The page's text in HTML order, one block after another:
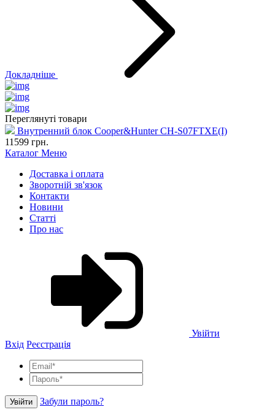
Докладніше
Переглянуті товари
Внутренний блок Cooper&Hunter CH-S07FTXE(I)
11599 грн.
Каталог Меню
Доставка і оплата
Зворотній зв'язок
Контакти
Новини
Статті
Про нас
Увійти
Вхід Реєстрація
Увійти Забули пароль?